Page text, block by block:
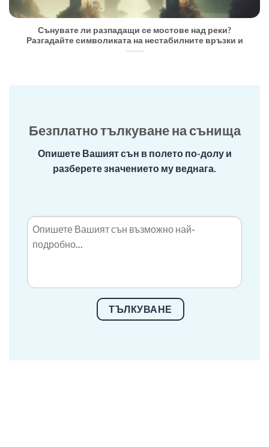
Сънувате ли разпадащи се мостове над реки?
Разгадайте символиката на нестабилните връзки и
Безплатно тълкуване на сънища
Опишете Вашият сън в полето по-долу и
разберете значението му веднага.
ТЪЛКУВАНЕ